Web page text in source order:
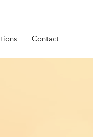
Contact